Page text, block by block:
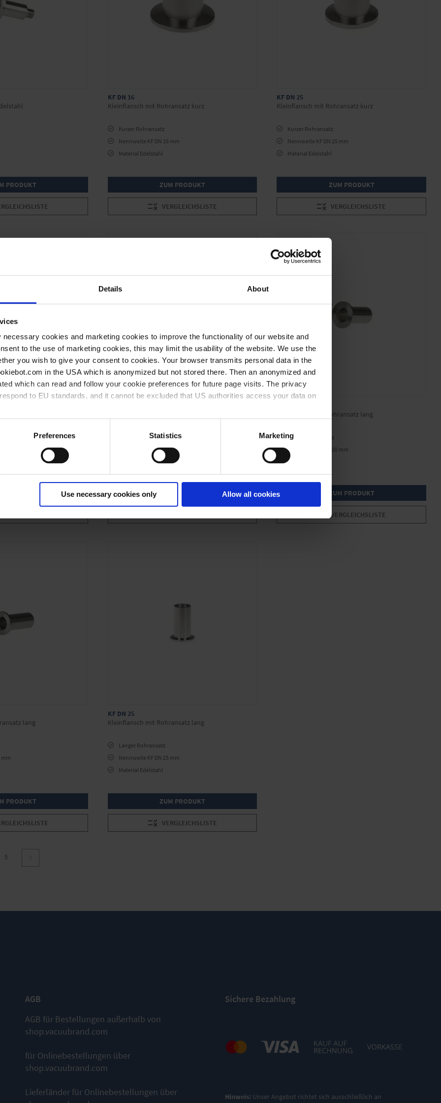
Details About
cookies and marketing cookies to improve the functionality of our website and
to the use of marketing cookies, this may limit the usability of the website. We use the
you wish to give your consent to cookies. Your browser transmits personal data in the
in the USA which is anonymized but not stored there. Then an anonymized and
which can read and follow your cookie preferences for future page visits. The privacy
to EU standards, and it cannot be excluded that US authorities access your data on
and the use of your personal data please visit our data privacy statement.
Preferences Statistics Marketing
Use necessary cookies only Allow all cookies
PRODUKT
KF DN 16
Kleinflansch mit Rohransatz kurz
Kurzer Rohransatz
Nennweite KF DN 16 mm
Material Edelstahl
ZUM PRODUKT
VERGLEICHSLISTE
KF DN 25
Kleinflansch mit Rohransatz kurz
Kurzer Rohransatz
Nennweite KF DN 25 mm
Material Edelstahl
ZUM PRODUKT
VERGLEICHSLISTE
Langer Rohransatz
Nennweite KF DN 10 mm
Material Edelstahl
Kleinflansch mit Rohransatz lang
Langer Rohransatz
Nennweite KF DN 20 mm
Material Edelstahl
ZUM PRODUKT
VERGLEICHSLISTE
lang
mm
PRODUKT
KF DN 25
Kleinflansch mit Rohransatz lang
Langer Rohransatz
Nennweite KF DN 25 mm
Material Edelstahl
ZUM PRODUKT
VERGLEICHSLISTE
Seite
5
AGB
AGB für Bestellungen außerhalb von
shop.vacuubrand.com
für Onlinebestellungen über
shop.vacuubrand.com
Lieferländer für Onlinebestellungen über
Sichere Bezahlung
Hinweis: Unser Angebot richtet sich ausschließlich an